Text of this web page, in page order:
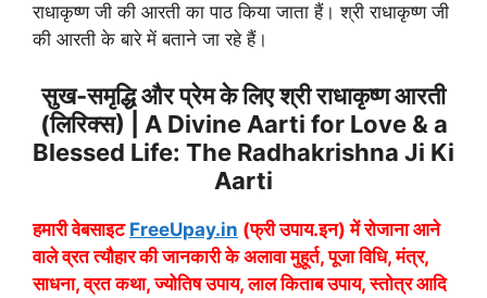
राधाकृष्ण जी की आरती का पाठ किया जाता हैं। श्री राधाकृष्ण जी
की आरती के बारे में बताने जा रहे हैं।
सुख-समृद्धि और प्रेम के लिए श्री राधाकृष्ण आरती
(लिरिक्स) | A Divine Aarti for Love & a
Blessed Life: The Radhakrishna Ji Ki
Aarti
हमारी वेबसाइट FreeUpay.in (फ्री उपाय.इन) में रोजाना आने
वाले व्रत त्यौहार की जानकारी के अलावा मुहूर्त, पूजा विधि, मंत्र,
साधना, व्रत कथा, ज्योतिष उपाय, लाल किताब उपाय, स्तोत्र आदि